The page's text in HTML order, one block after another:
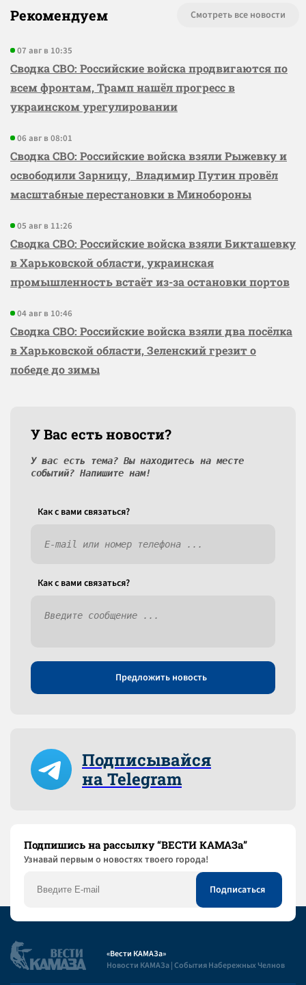
Рекомендуем Смотреть все новости
07 авг в 10:35
Сводка СВО: Российские войска продвигаются по
всем фронтам, Трамп нашёл прогресс в
украинском урегулировании
06 авг в 08:01
Сводка СВО: Российские войска взяли Рыжевку и
освободили Зарницу, Владимир Путин провёл
масштабные перестановки в Минобороны
05 авг в 11:26
Сводка СВО: Российские войска взяли Бикташевку
в Харьковской области, украинская
промышленность встаёт из-за остановки портов
04 авг в 10:46
Сводка СВО: Российские войска взяли два посёлка
в Харьковской области, Зеленский грезит о
победе до зимы
У Вас есть новости?
У вас есть тема? Вы находитесь на месте
событий? Напишите нам!
Как c вами связаться?
Как c вами связаться?
Предложить новость
Подписывайся
на Telegram
Подпишись на рассылку “ВЕСТИ КАМАЗа”
Узнaвай первым о новостях твоего города!
«Вести КАМАЗа»
Новости КАМАЗа | События Набережных Челнов